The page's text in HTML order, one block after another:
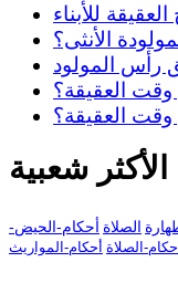
العقيقة للأبناء
الأنثى؟
رأس المولود
العقيقة؟
وقت العقيقة؟
شعبية
الصلاة أحكام-الحيض-
الصلاة أحكام-المواريث